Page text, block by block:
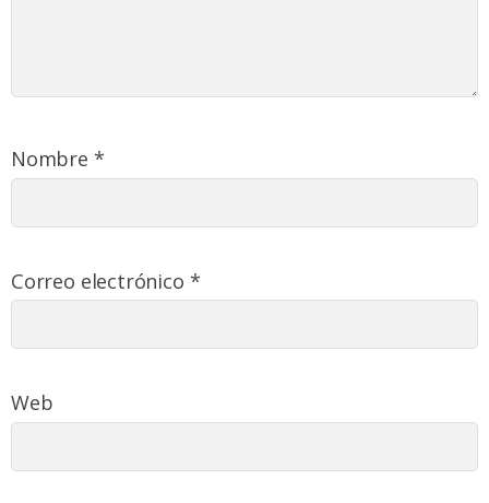
Nombre *
Correo electrónico *
Web